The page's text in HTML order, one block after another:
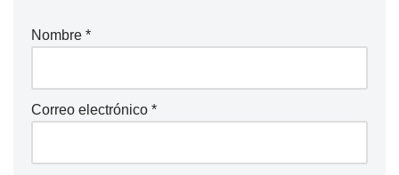
Nombre *
Correo electrónico *